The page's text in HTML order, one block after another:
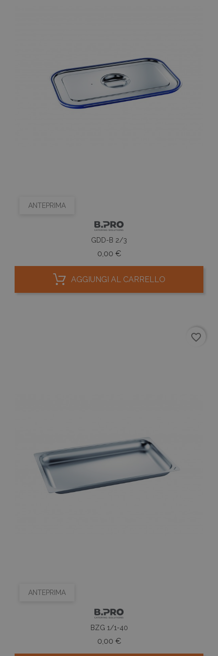
ANTEPRIMA
GDD-B 2/3
0,00 €Prezzo
AGGIUNGI AL CARRELLO
ANTEPRIMA
BZG 1/1-40
0,00 €Prezzo
favorite_border